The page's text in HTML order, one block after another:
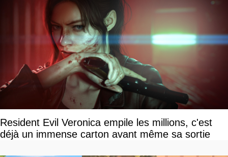
Resident Evil Veronica empile les millions, c'est
déjà un immense carton avant même sa sortie